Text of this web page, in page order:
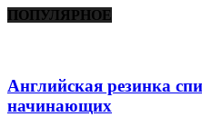
ПОПУЛЯРНОЕ
Английская резинка
начинающих